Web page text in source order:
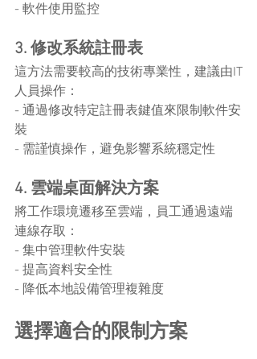
- 軟件使用監控
3. 修改系統註冊表
這方法需要較高的技術專業性，建議由IT
人員操作：
- 通過修改特定註冊表鍵值來限制軟件安
裝
- 需謹慎操作，避免影響系統穩定性
4. 雲端桌面解決方案
將工作環境遷移至雲端，員工通過遠端
連線存取：
- 集中管理軟件安裝
- 提高資料安全性
- 降低本地設備管理複雜度
選擇適合的限制方案